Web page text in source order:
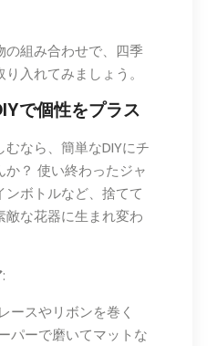
組み合わせで、四季
入れてみましょう。
で個性をプラス
なら、簡単なDIYにチ
か？ 使い終わったジャ
ボトルなど、捨てて
敵な花器に生まれ変わ
:
ースやリボンを巻く
パーで磨いてマットな